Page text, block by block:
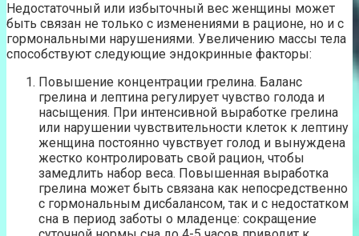
Недостаточный или избыточный вес женщины может
быть связан не только с изменениями в рационе, но и с
гормональными нарушениями. Увеличению массы тела
способствуют следующие эндокринные факторы:
Повышение концентрации грелина. Баланс
грелина и лептина регулирует чувство голода и
насыщения. При интенсивной выработке грелина
или нарушении чувствительности клеток к лептину
женщина постоянно чувствует голод и вынуждена
жестко контролировать свой рацион, чтобы
замедлить набор веса. Повышенная выработка
грелина может быть связана как непосредственно
с гормональным дисбалансом, так и с недостатком
сна в период заботы о младенце: сокращение